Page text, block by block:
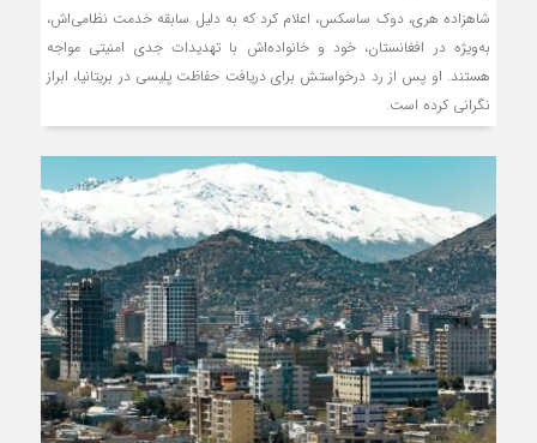
شاهزاده هری، دوک ساسکس، اعلام کرد که به دلیل سابقه خدمت نظامی‌اش،
به‌ویژه در افغانستان، خود و خانواده‌اش با تهدیدات جدی امنیتی مواجه
هستند. او پس از رد درخواستش برای دریافت حفاظت پلیسی در بریتانیا، ابراز
نگرانی کرده است.